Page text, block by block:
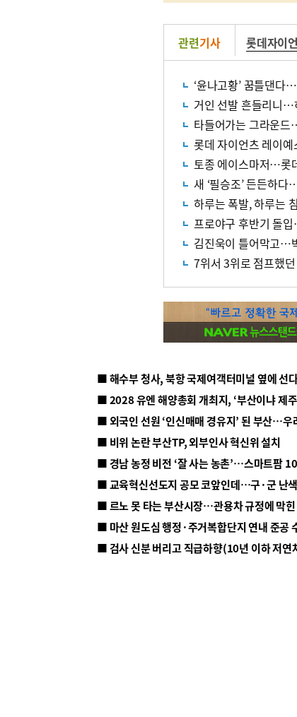
관련기사 롯데자이
‘윤나고황’ 꿈틀댄다
거인 선발 흔들리니…
타들어가는 그라운
롯데 자이언츠 레이
토종 에이스마저…롯
새 ‘필승조’ 든든하
하루는 폭발, 하루는
프로야구 후반기 돌
김진욱이 틀어막고…
7위서 3위로 점프했
■ 해수부 청사, 북항 국제여객터미널 옆에 선
■ 2028 유엔 해양총회 개최지, ‘부산이냐 제
■ 외국인 선원 ‘인신매매 경유지’ 된 부산…우
■ 비위 논란 부산TP, 외부인사 혁신위 설치
■ 르노 못 타는 부산시장…관용차 규정에 막힌
■ 마산 원도심 행정·주거복합단지 연내 준공